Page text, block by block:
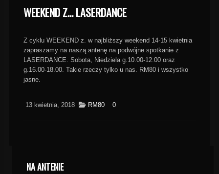
WEEKEND Z… LASERDANCE
Z cyklu WEEKEND z. w najbliższy weekend 14-15 kwietnia
zapraszamy na naszą antenę na podwójne spotkanie z
LASERDANCE. Sobota, Niedziela g.10.00-12.00 oraz
g.16.00-18.00. Takie rzeczy tylko u nas. RM80 i wszystko
jasne.
13 kwietnia, 2018 RM80 0
NA ANTENIE